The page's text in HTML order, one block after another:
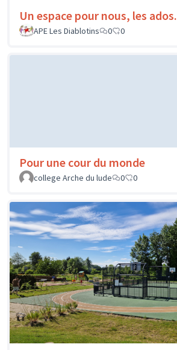
Un espace pour nous, les ados.
APE Les Diablotins
0 0
Pour une cour du monde
college Arche du lude
0 0